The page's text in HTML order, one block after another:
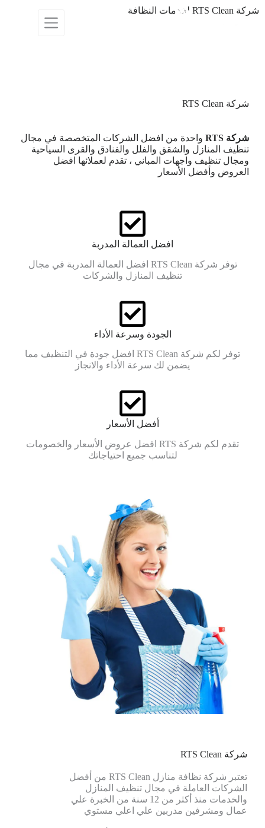
شركة RTS Clean لخدمات النظافة
شركة RTS Clean
شركة RTS
واحدة من افضل الشركات المتخصصة في مجال
تنظيف المنازل والشقق والفلل والفنادق والقرى السياحية
ومجال تنظيف واجهات المباني ، تقدم لعملائها افضل
العروض وأفضل الأسعار
افضل العمالة المدربة
توفر شركة RTS Clean افضل العمالة المدربة في مجال
تنظيف المنازل والشركات
الجودة وسرعة الأداء
توفر لكم شركة RTS Clean افضل جودة في التنظيف مما
يضمن لك سرعة الأداء والانجاز
أفضل الأسعار
تقدم لكم شركة RTS افضل عروض الأسعار والخصومات
لتناسب جميع احتياجاتك
شركة RTS Clean
تعتبر شركة نظافة منازل RTS Clean من أفضل
الشركات العاملة في مجال تنظيف المنازل
والخدمات منذ أكثر من 12 سنة من الخبرة علي
عمال ومشرفين مدربين علي اعلي مستوي